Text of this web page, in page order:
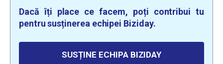
Dacă îți place ce facem, poți contribui tu
pentru susținerea echipei Biziday.
SUSȚINE ECHIPA BIZIDAY